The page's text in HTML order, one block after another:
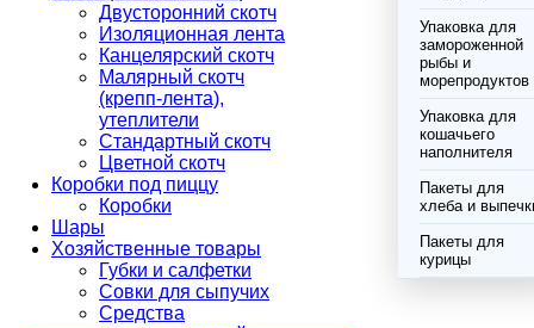
Двусторонний скотч
Изоляционная лента
Канцелярский скотч
Малярный скотч
(крепп-лента),
утеплители
Стандартный скотч
Цветной скотч
Коробки под пиццу
Коробки
Шары
Хозяйственные товары
Губки и салфетки
Совки для сыпучих
Средства
Упаковка для
замороженной
рыбы и
морепродуктов
Упаковка для
кошачьего
наполнителя
Пакеты для
хлеба и
Пакеты для
курицы